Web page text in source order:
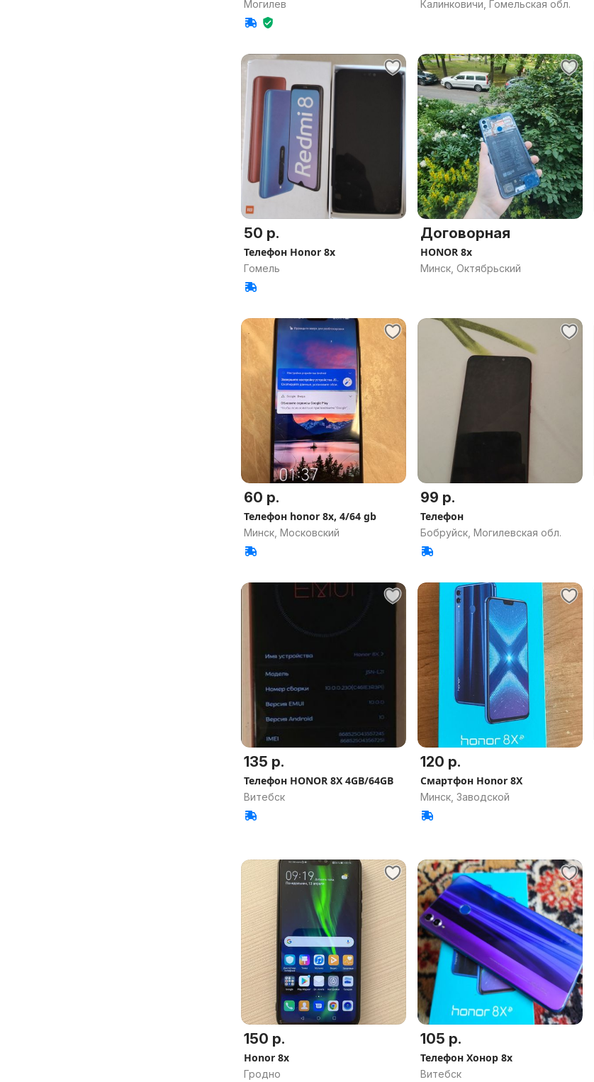
Могилев Калинковичи, Гомельская обл.
50 р.
Телефон Honor 8x
Гомель
Договорная
HONOR 8x
Минск, Октябрьский
60 р.
Телефон honor 8x, 4/64 gb
Минск, Московский
99 р.
Телефон
Бобруйск, Могилевская обл.
135 р.
Телефон HONOR 8X 4GB/64GB
Витебск
120 р.
Смартфон Honor 8X
Минск, Заводской
150 р.
Honor 8x
Гродно
105 р.
Телефон Хонор 8х
Витебск